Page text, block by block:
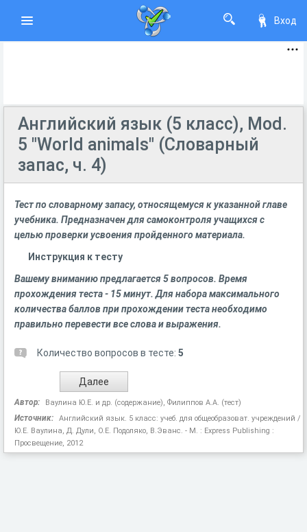
Вход
Английский язык (5 класс), Mod.
5 "World animals" (Словарный
запас, ч. 4)
Тест по словарному запасу, относящемуся к указанной главе
учебника. Предназначен для самоконтроля учащихся с
целью проверки усвоения пройденного материала.
Инструкция к тесту
Вашему вниманию предлагается 5 вопросов. Время
прохождения теста - 15 минут. Для набора максимального
количества баллов при прохождении теста необходимо
правильно перевести все слова и выражения.
Количество вопросов в тесте: 5
Автор: Ваулина Ю.Е. и др. (содержание), Филиппов А.А. (тест)
Источник:
Английский язык. 5 класс: учеб. для общеобразоват. учреждений /
Ю.Е. Ваулина, Д. Дули, О.Е. Подоляко, В.Эванс. - М. : Express Publishing :
Просвещение, 2012